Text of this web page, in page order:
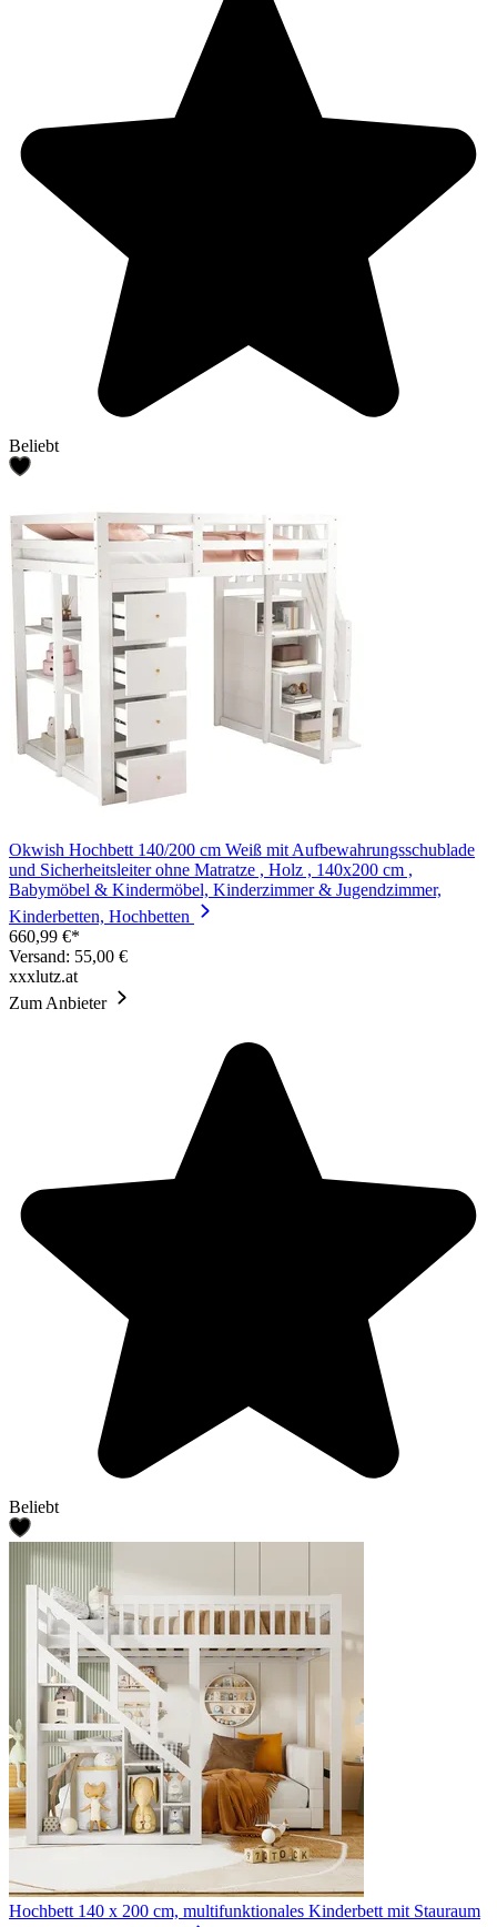
Beliebt
Okwish Hochbett 140/200 cm Weiß mit Aufbewahrungsschublade
und Sicherheitsleiter ohne Matratze , Holz , 140x200 cm ,
Babymöbel & Kindermöbel, Kinderzimmer & Jugendzimmer,
Kinderbetten, Hochbetten
660,99 €*
Versand: 55,00 €
xxxlutz.at
Zum Anbieter
Beliebt
Hochbett 140 x 200 cm, multifunktionales Kinderbett mit Stauraum